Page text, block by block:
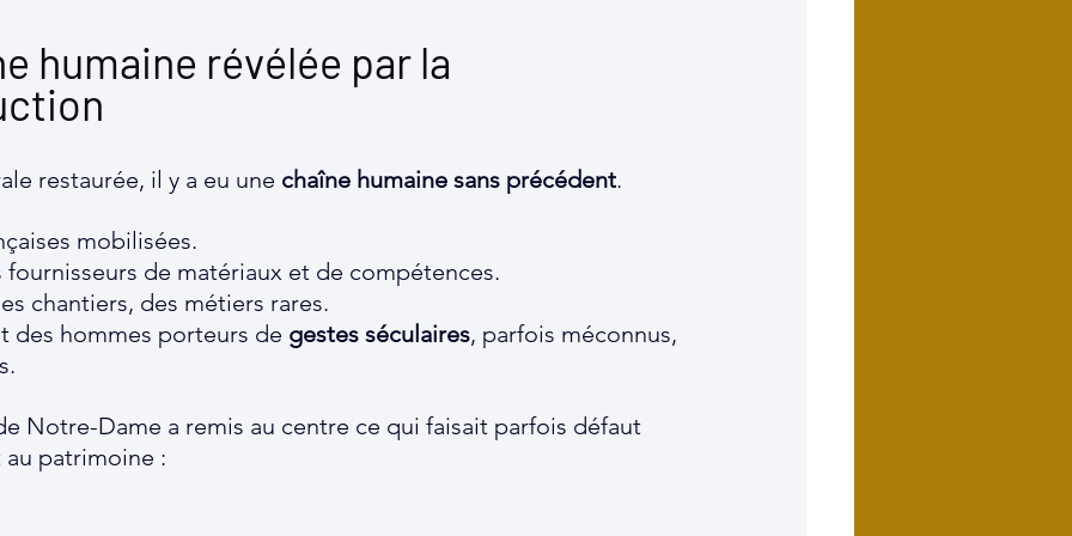
humaine révélée par la
restaurée, il y a eu une chaîne humaine sans précédent.
mobilisées.
de matériaux et de compétences.
chantiers, des métiers rares.
des hommes porteurs de gestes séculaires, parfois méconnus,
Notre-Dame a remis au centre ce qui faisait parfois défaut
patrimoine :